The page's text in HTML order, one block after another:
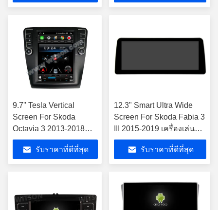
9.7'' Tesla Vertical
Screen For Skoda
Octavia 3 2013-2018
เครื่องเล่นมัลติมีเดีย
รถยนต์ Android
รับราคาที่ดีที่สุด
12.3" Smart Ultra Wide
Screen For Skoda Fabia 3
III 2015-2019 เครื่องเล่นส
เตเรียรถยนต์
รับราคาที่ดีที่สุด